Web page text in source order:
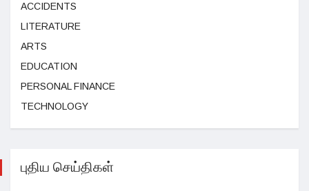
ACCIDENTS
LITERATURE
ARTS
EDUCATION
PERSONAL FINANCE
TECHNOLOGY
புதிய செய்திகள்